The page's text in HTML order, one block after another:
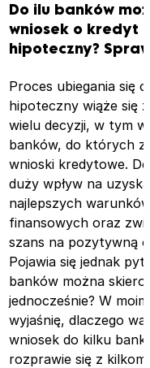
Do ilu banków
wniosek o kredyt
hipoteczny?
Proces ubiegania się
hipoteczny wiąże się
wielu decyzji, w tym
banków, do których
wnioski kredytowe.
duży wpływ na
najlepszych
finansowych oraz
szans na pozytywną
Pojawia się jednak
banków można
jednocześnie? W
wyjaśnię, dlaczego
wniosek do kilku
rozprawie się z